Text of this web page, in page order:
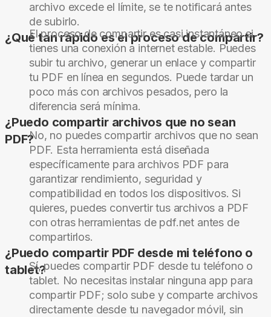
archivo excede el límite, se te notificará antes
de subirlo.
¿Qué tan rápido es el proceso de compartir?
El proceso de compartir es casi instantáneo si
tienes una conexión a internet estable. Puedes
subir tu archivo, generar un enlace y compartir
tu PDF en línea en segundos. Puede tardar un
poco más con archivos pesados, pero la
diferencia será mínima.
¿Puedo compartir archivos que no sean
PDF?No, no puedes compartir archivos que no sean
PDF. Esta herramienta está diseñada
específicamente para archivos PDF para
garantizar rendimiento, seguridad y
compatibilidad en todos los dispositivos. Si
quieres, puedes convertir tus archivos a PDF
con otras herramientas de pdf.net antes de
compartirlos.
¿Puedo compartir PDF desde mi teléfono o
tablet?Sí, puedes compartir PDF desde tu teléfono o
tablet. No necesitas instalar ninguna app para
compartir PDF; solo sube y comparte archivos
directamente desde tu navegador móvil, sin